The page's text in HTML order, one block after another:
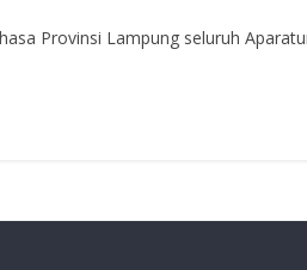
Provinsi Lampung seluruh